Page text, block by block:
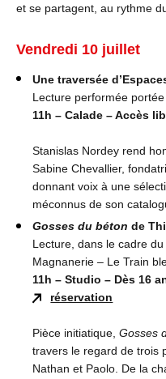
et se partagent, au rythme
Vendredi 10 juillet
Une traversée
Lecture performée
11h – Calade – Accès
Stanislas Nordey rend
Sabine Chevallier,
donnant voix à une
méconnus de son
Gosses du béton de
Lecture, dans le cadre
Magnanerie – Le Train
11h – Studio – Dès 16
réservation
Pièce initiatique, Gosses
travers le regard de trois
Nathan et Paolo. De la